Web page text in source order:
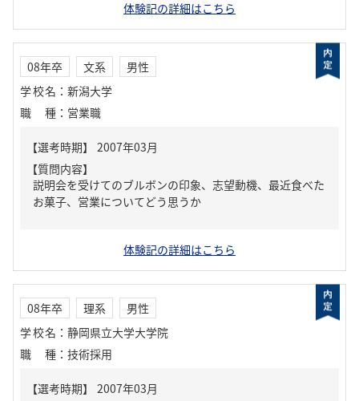
体験記の詳細はこちら
08年卒 文系
男性
学校名 ： 新潟大学
職種 ： 営業職
【質問内容】
説明会を受けてのブルボンの印象、志望動機、最近食べた
お菓子、営業についてどう思うか
体験記の詳細はこちら
08年卒 理系
男性
学校名 ： 静岡県立大学大学院
職種 ： 技術採用